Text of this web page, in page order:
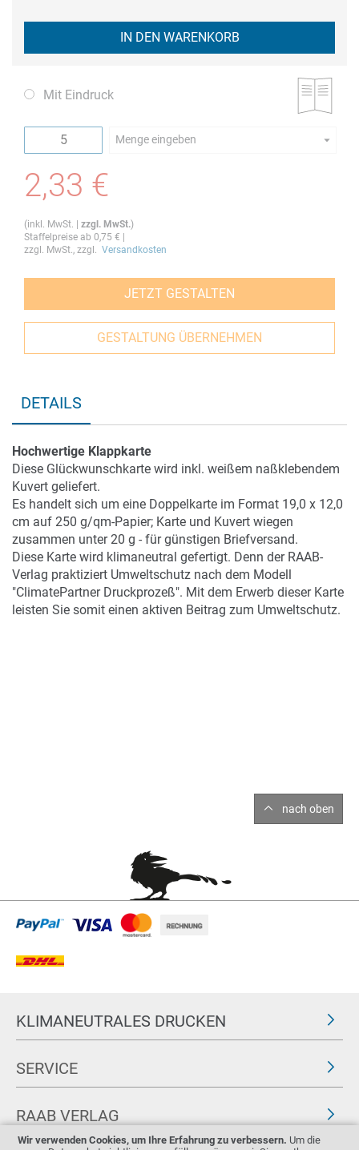
Wir verwenden Cookies, um Ihre Erfahrung zu verbessern. Um die
IN DEN WARENKORB
Mit Eindruck
Menge eingeben
2,33 €
(inkl. MwSt. | zzgl. MwSt.)
Staffelpreise ab 0,75 € |
zzgl. MwSt., zzgl. Versandkosten
JETZT GESTALTEN
GESTALTUNG ÜBERNEHMEN
DETAILS
Hochwertige Klappkarte
Diese Glückwunschkarte wird inkl. weißem naßklebendem
Kuvert geliefert.
Es handelt sich um eine Doppelkarte im Format 19,0 x 12,0
cm auf 250 g/qm-Papier; Karte und Kuvert wiegen
zusammen unter 20 g - für günstigen Briefversand.
Diese Karte wird klimaneutral gefertigt. Denn der RAAB-
Verlag praktiziert Umweltschutz nach dem Modell
"ClimatePartner Druckprozeß". Mit dem Erwerb dieser Karte
leisten Sie somit einen aktiven Beitrag zum Umweltschutz.
nach oben
KLIMANEUTRALES DRUCKEN
SERVICE
RAAB VERLAG